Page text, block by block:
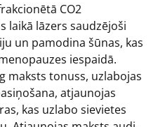
CO2
laikā lāzers saudzējoši
un pamodina šūnas, kas
iespaidā.
maksts tonuss, uzlabojas
atjaunojas
kas uzlabo sievietes